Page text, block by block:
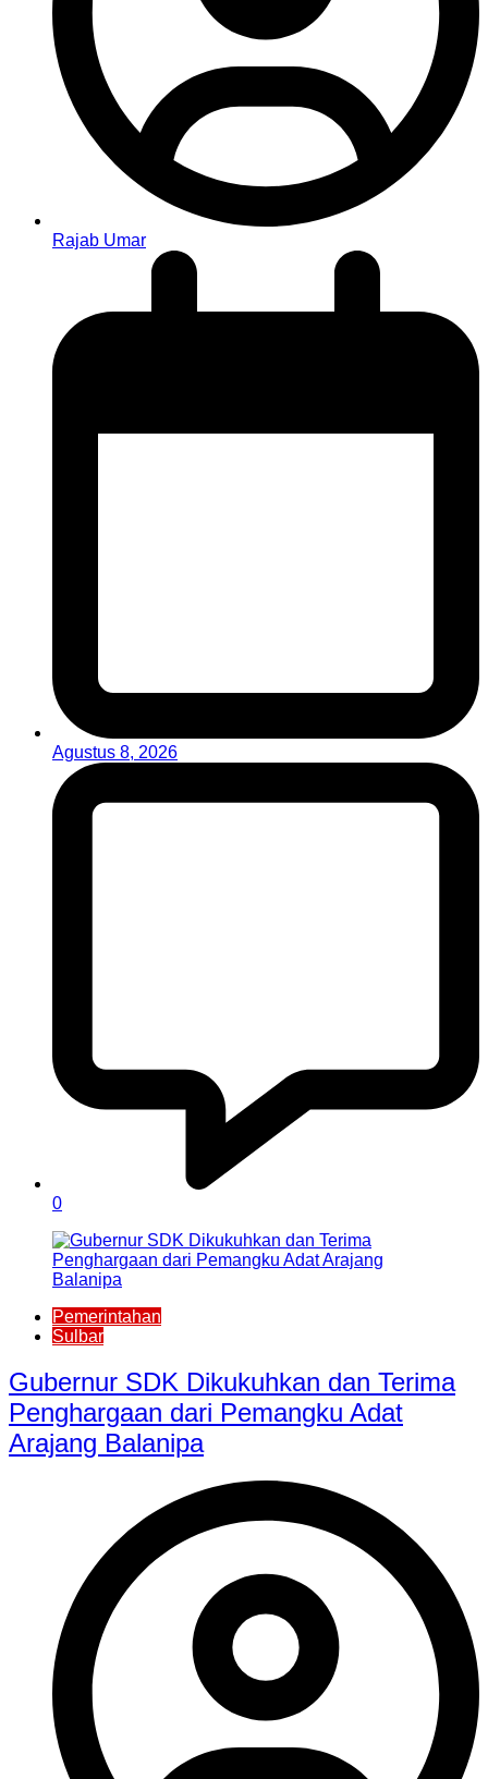
Rajab Umar
Agustus 8, 2026
0
Pemerintahan
Sulbar
Gubernur SDK Dikukuhkan dan Terima
Penghargaan dari Pemangku Adat
Arajang Balanipa